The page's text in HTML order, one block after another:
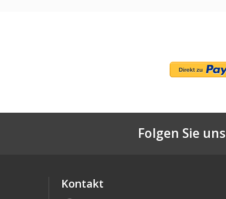
Folgen Sie uns
Kontakt